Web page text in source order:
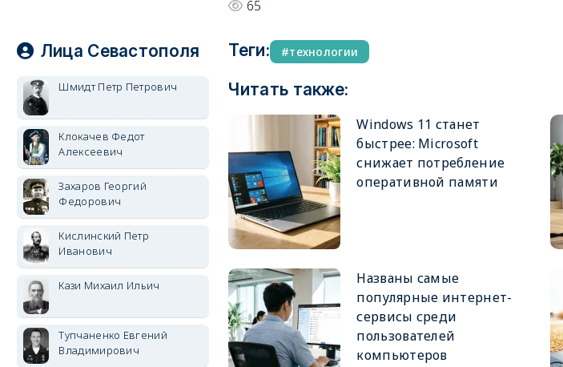
65
Теги: технологии
Читать также:
Windows 11 станет
быстрее: Microsoft
снижает потребление
оперативной памяти
Названы самые
популярные интернет-
сервисы среди
пользователей
компьютеров
Лица Севастополя
Шмидт Петр Петрович
Клокачев Федот
Алексеевич
Захаров Георгий
Федорович
Кислинский Петр
Иванович
Кази Михаил Ильич
Тупчаненко Евгений
Владимирович